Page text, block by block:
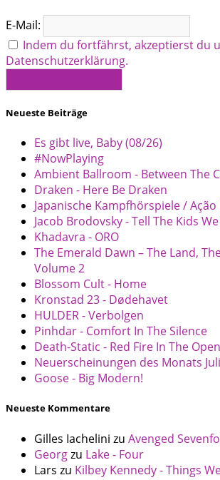
E-Mail:
Indem du fortfährst, akzeptierst du
Datenschutzerklärung.
Neueste Beiträge
Es gibt live, Baby (08/26)
#NowPlaying
Ambient Ballroom - Between The
Draken - Here Be Draken
Japanische Kampfhörspiele /
Jacob Brodovsky - Tell The Kids
Khadavra - ORO
The Emerald Dawn – The Land,
Volume 2
Blossom Cult - Home
Kronstad 23 - Dødehavet
HULDER - Verbolgen
Pinhdar - Comfort In The Silence
Death-Static - Red Fire In The Open
Neuerscheinungen des Monats
Goose - Big Modern!
Neueste Kommentare
Gilles Iachelini zu Avenged
Georgzu Lake - Four
Lars zu Kilbey Kennedy - Things